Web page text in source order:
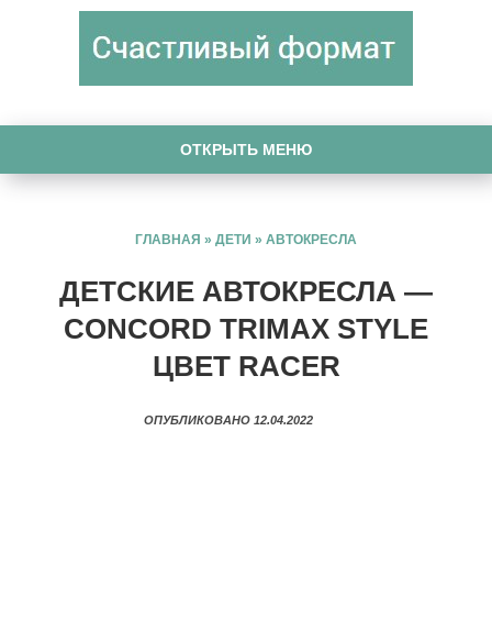
ОТКРЫТЬ МЕНЮ
ГЛАВНАЯ » ДЕТИ » АВТОКРЕСЛА
ДЕТСКИЕ АВТОКРЕСЛА —
CONCORD TRIMAX STYLE
ЦВЕТ RACER
ОПУБЛИКОВАНО 12.04.2022